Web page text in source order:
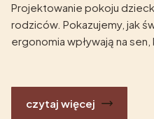
Projektowanie pokoju
rodziców. Pokazujemy, jak
ergonomia wpływają na
czytaj więcej